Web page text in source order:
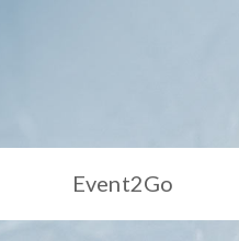
Event2Go